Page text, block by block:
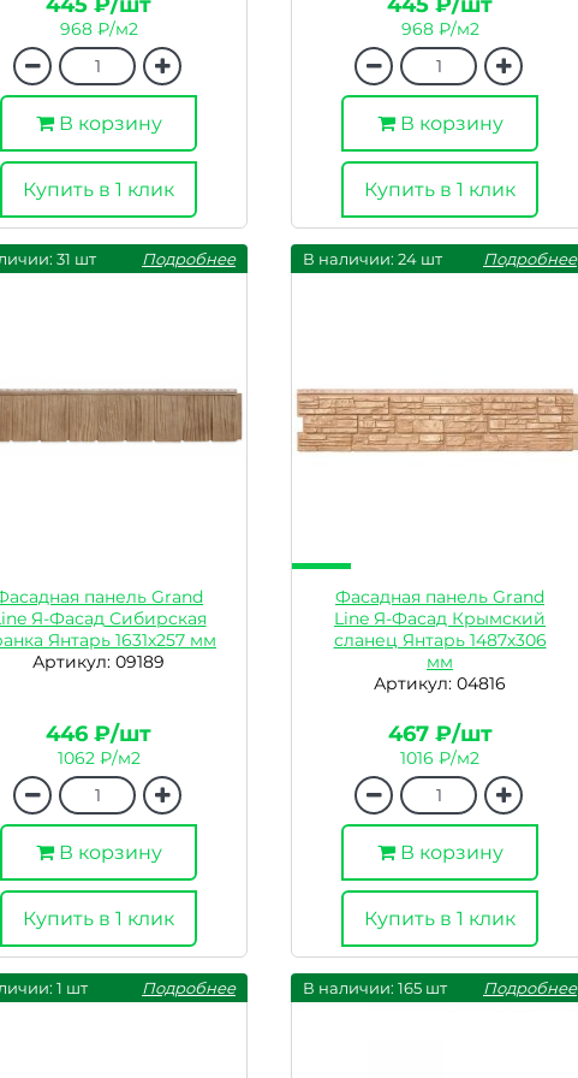
968 ₽/м2
В корзину
Купить в 1 клик
968 ₽/м2
В корзину
Купить в 1 клик
31 шт Подробнее
панель Grand
Я-Фасад Сибирская
Янтарь 1631х257 мм
Артикул: 09189
446 ₽/шт
1062 ₽/м2
В корзину
Купить в 1 клик
В наличии: 24 шт Подробнее
Фасадная панель Grand
Line Я-Фасад Крымский
сланец Янтарь 1487х306
мм
Артикул: 04816
467 ₽/шт
1016 ₽/м2
В корзину
Купить в 1 клик
1 шт Подробнее В наличии: 165 шт Подробнее